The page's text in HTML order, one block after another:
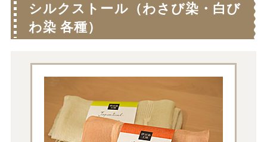
シルクストール（わさび染・白び
わ染 各種）